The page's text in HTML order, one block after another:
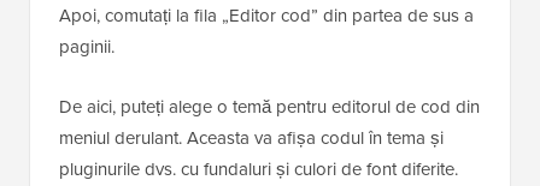
Apoi, comutați la fila „Editor cod” din partea de sus a
paginii.
De aici, puteți alege o temă pentru editorul de cod din
meniul derulant. Aceasta va afișa codul în tema și
pluginurile dvs. cu fundaluri și culori de font diferite.